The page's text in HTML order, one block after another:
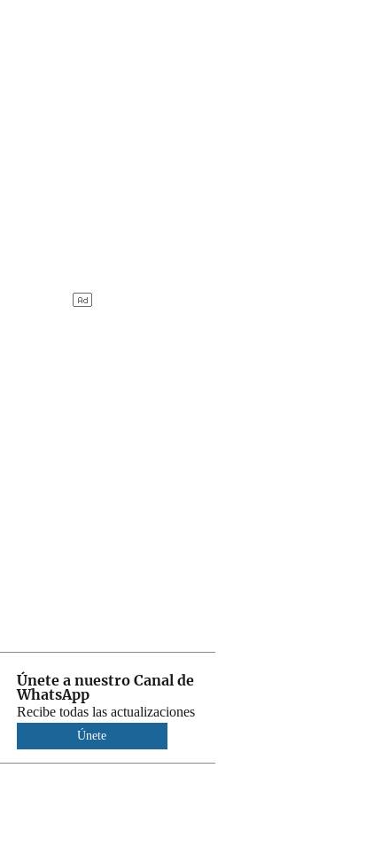
Únete a nuestro Canal de
WhatsApp
Recibe todas las actualizaciones
Únete